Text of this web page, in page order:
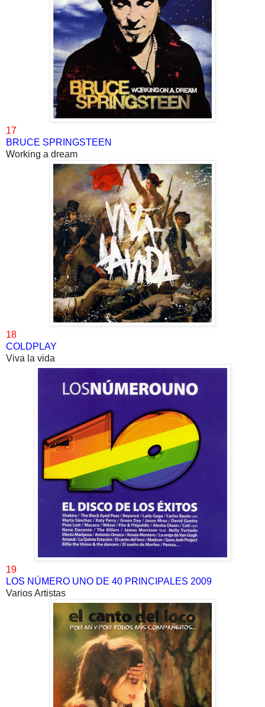
17
BRUCE SPRINGSTEEN
Working a dream
18
COLDPLAY
Viva la vida
19
LOS NÚMERO UNO DE 40 PRINCIPALES 2009
Varios Artistas